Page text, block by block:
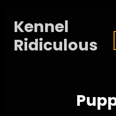
Kennel
Ridiculous